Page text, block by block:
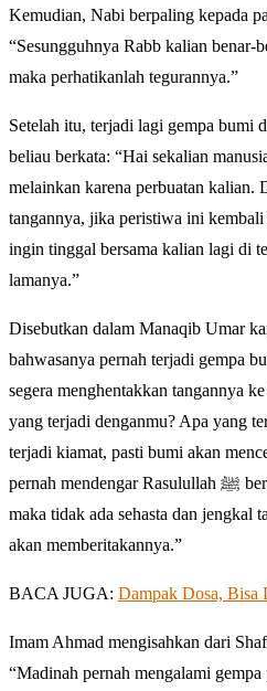
Kemudian, Nabi berpaling kepada
“Sesungguhnya Rabb kalian benar-
maka perhatikanlah tegurannya.”
Setelah itu, terjadi lagi gempa bumi
beliau berkata: “Hai sekalian
melainkan karena perbuatan kalian.
tangannya, jika peristiwa ini
ingin tinggal bersama kalian lagi di
lamanya.”
Disebutkan dalam Manaqib Umar
bahwasanya pernah terjadi gempa
segera menghentakkan tangannya
yang terjadi denganmu? Apa yang
terjadi kiamat, pasti bumi akan
pernah mendengar Rasulullah ﷺ bersabda: “Jika terjadi hari kiamat,
maka tidak ada sehasta dan jengkal
akan memberitakannya.”
BACA JUGA: Dampak Dosa, Bisa
Imam Ahmad mengisahkan dari
“Madinah pernah mengalami